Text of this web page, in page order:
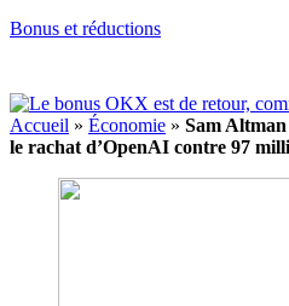
Bonus et réductions
Accueil » Économie » Sam
le rachat d’OpenAI contre 97